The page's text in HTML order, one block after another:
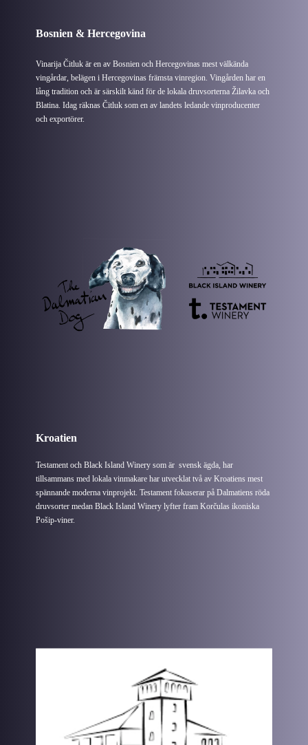
Bosnien & Hercegovina
Vinarija Čitluk är en av Bosnien och Hercegovinas mest välkända
vingårdar, belägen i Hercegovinas främsta vinregion. Vingården har en
lång tradition och är särskilt känd för de lokala druvsorterna Žilavka och
Blatina. Idag räknas Čitluk som en av landets ledande vinproducenter
och exportörer.
Kroatien
Testament och Black Island Winery som är svensk ägda, har
tillsammans med lokala vinmakare har utvecklat två av Kroatiens mest
spännande moderna vinprojekt. Testament fokuserar på Dalmatiens röda
druvsorter medan Black Island Winery lyfter fram Korčulas ikoniska
Pošip-viner.